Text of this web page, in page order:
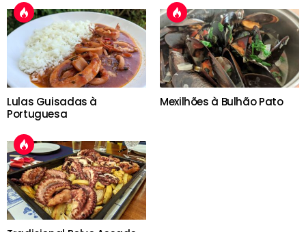
Lulas Guisadas à
Portuguesa
Mexilhões à Bulhão Pato